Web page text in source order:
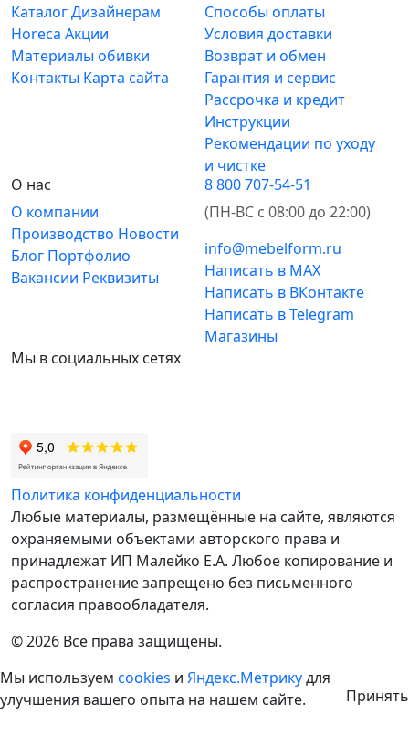
КаталогДизайнерам
Horeca Акции
Материалы обивки
Контакты Карта сайта
Способы оплаты
Условия доставки
Возврат и обмен
Гарантия и сервис
Рассрочка и кредит
Инструкции
Рекомендации по уходу
и чистке
О нас
О компании
Производство Новости
Блог Портфолио
Вакансии Реквизиты
8 800 707-54-51
(ПН-ВС с 08:00 до 22:00)
info@mebelform.ru
Написать в MAX
Написать в ВКонтакте
Написать в Telegram
Магазины
Мы в социальных сетях
Политика конфиденциальности
Любые материалы, размещённые на сайте, являются
охраняемыми объектами авторского права и
принадлежат ИП Малейко E.А. Любое копирование и
распространение запрещено без письменного
согласия правообладателя.
© 2026 Все права защищены.
Мы используем cookies и Яндекс.Метрикудля
улучшения вашего опыта на нашем сайте.
Принять